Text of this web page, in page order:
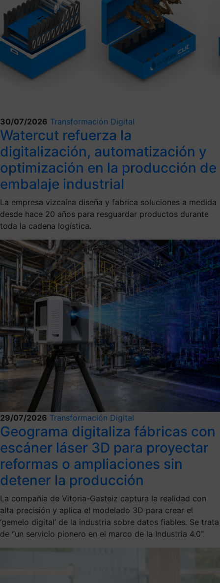
30/07/2026 Transformación Digital
Watercut refuerza la
digitalización, automatización y
optimización en la producción de
embalaje industrial
La empresa vizcaína diseña y fabrica soluciones a medida
desde hace 20 años para resguardar productos durante
toda la cadena logística.
29/07/2026 Transformación Digital
Geograma digitaliza fábricas con
escáner láser 3D para proyectar
reformas o ampliaciones sin
detener la producción
La compañía de Vitoria-Gasteiz captura la realidad con
alta precisión y aplica el modelado 3D para crear el
‘gemelo digital’ de la industria sobre datos fiables. Se trata
de “un servicio pionero en el marco de la Industria 4.0”.